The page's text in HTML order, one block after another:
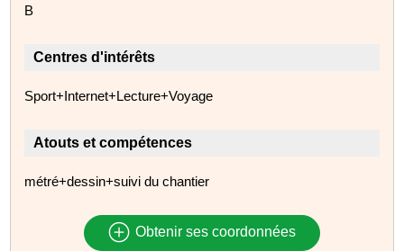
B
Centres d'intérêts
Sport+Internet+Lecture+Voyage
Atouts et compétences
métré+dessin+suivi du chantier
Obtenir ses coordonnées